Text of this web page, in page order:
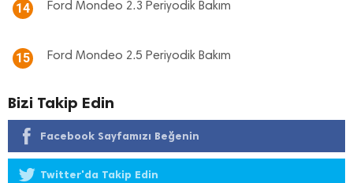
14 Ford Mondeo 2.3 Periyodik Bakım
15 Ford Mondeo 2.5 Periyodik Bakım
Bizi Takip Edin
Facebook Sayfamızı Beğenin
Twitter'da Takip Edin